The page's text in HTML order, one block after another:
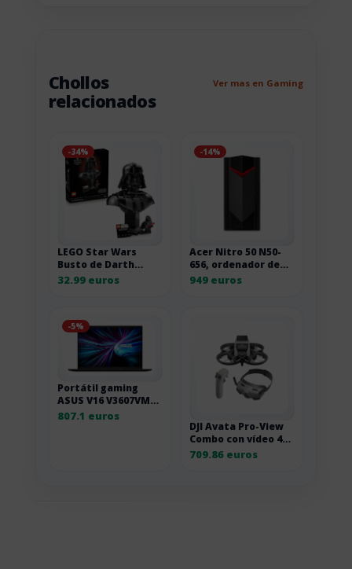
Chollos
relacionados
Ver mas en Gaming
-34%
LEGO Star Wars
Busto de Darth
Vader para adultos
32.99 euros
-14%
Acer Nitro 50 N50-
656, ordenador de
sobremesa gaming
949 euros
-5%
Portátil gaming
ASUS V16 V3607VM
de 16 pulgadas LR06
807.1 euros
DJI Avata Pro-View
Combo con vídeo 4K
y mando de
709.86 euros